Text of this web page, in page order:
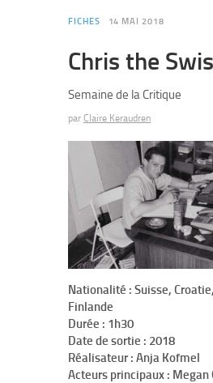
FICHES 14 MAI 2018
Chris the
Semaine de la Critique
par Claire Keraudren
Nationalité : Suisse,
Finlande
Durée : 1h30
Date de sortie : 2018
Réalisateur : Anja Kofmel
Acteurs principaux : Megan